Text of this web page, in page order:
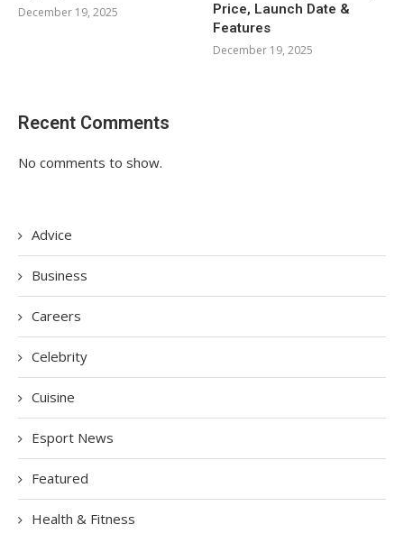
December 19, 2025
Price, Launch Date &
Features
December 19, 2025
Recent Comments
No comments to show.
Advice
Business
Careers
Celebrity
Cuisine
Esport News
Featured
Health & Fitness